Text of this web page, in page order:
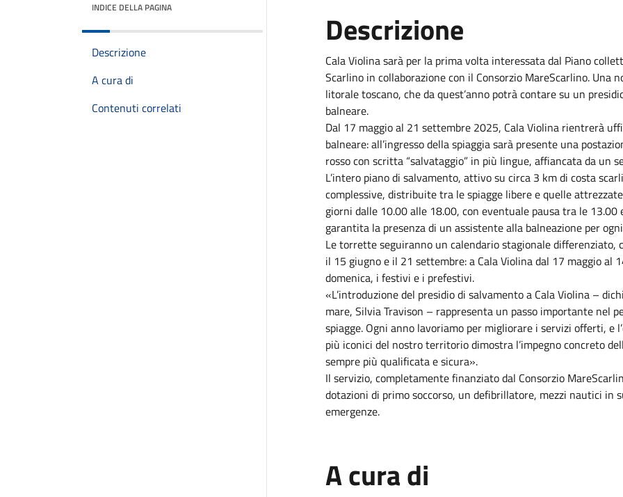
INDICE DELLA PAGINA
Descrizione
A cura di
Contenuti correlati
Descrizione
Cala Violina sarà per la prima volta interessata dal Piano
Scarlino in collaborazione con il Consorzio MareScarlino. Una
litorale toscano, che da quest’anno potrà contare su un
balneare.
Dal 17 maggio al 21 settembre 2025, Cala Violina rientrerà
balneare: all’ingresso della spiaggia sarà presente una
rosso con scritta “salvataggio” in più lingue, affiancata da un
L’intero piano di salvamento, attivo su circa 3 km di costa
complessive, distribuite tra le spiagge libere e quelle
giorni dalle 10.00 alle 18.00, con eventuale pausa tra le
garantita la presenza di un assistente alla balneazione per
Le torrette seguiranno un calendario stagionale
il 15 giugno e il 21 settembre: a Cala Violina dal 17 maggio al
domenica, i festivi e i prefestivi.
«L’introduzione del presidio di salvamento a Cala Violina –
mare, Silvia Travison – rappresenta un passo importante nel
spiagge. Ogni anno lavoriamo per migliorare i servizi offerti, e
più iconici del nostro territorio dimostra l’impegno concreto
sempre più qualificata e sicura».
Il servizio, completamente finanziato dal Consorzio
dotazioni di primo soccorso, un defibrillatore, mezzi nautici in
emergenze.
A cura di